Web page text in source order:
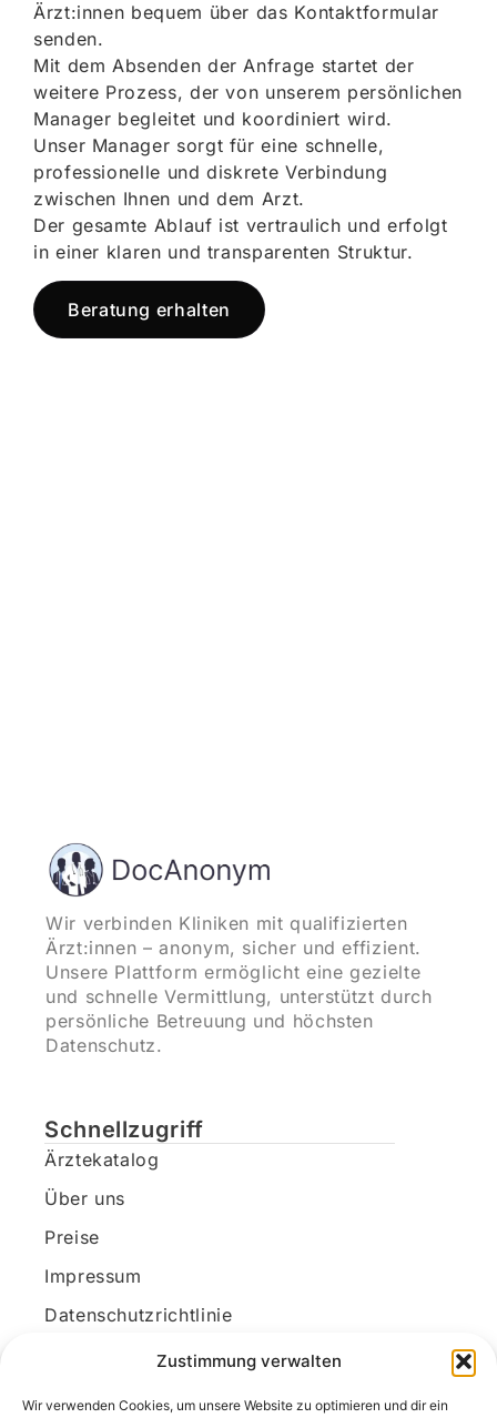
Zustimmung verwalten
Wir verwenden Cookies, um unsere Website zu optimieren und dir ein
Ärzt:innen bequem über das Kontaktformular
senden.
Mit dem Absenden der Anfrage startet der
weitere Prozess, der von unserem persönlichen
Manager begleitet und koordiniert wird.
Unser Manager sorgt für eine schnelle,
professionelle und diskrete Verbindung
zwischen Ihnen und dem Arzt.
Der gesamte Ablauf ist vertraulich und erfolgt
in einer klaren und transparenten Struktur.
Beratung erhalten
Wir verbinden Kliniken mit qualifizierten
Ärzt:innen – anonym, sicher und effizient.
Unsere Plattform ermöglicht eine gezielte
und schnelle Vermittlung, unterstützt durch
persönliche Betreuung und höchsten
Datenschutz.
Schnellzugriff
Ärztekatalog
Über uns
Preise
Impressum
Datenschutzrichtlinie
Kundenkonto